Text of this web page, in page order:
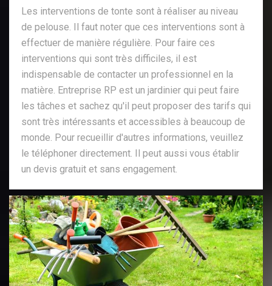
Les interventions de tonte sont à réaliser au niveau
de pelouse. Il faut noter que ces interventions sont à
effectuer de manière régulière. Pour faire ces
interventions qui sont très difficiles, il est
indispensable de contacter un professionnel en la
matière. Entreprise RP est un jardinier qui peut faire
les tâches et sachez qu'il peut proposer des tarifs qui
sont très intéressants et accessibles à beaucoup de
monde. Pour recueillir d'autres informations, veuillez
le téléphoner directement. Il peut aussi vous établir
un devis gratuit et sans engagement.